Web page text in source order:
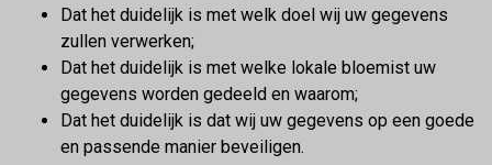
Dat het duidelijk is met welk doel wij uw gegevens
zullen verwerken;
Dat het duidelijk is met welke lokale bloemist uw
gegevens worden gedeeld en waarom;
Dat het duidelijk is dat wij uw gegevens op een goede
en passende manier beveiligen.